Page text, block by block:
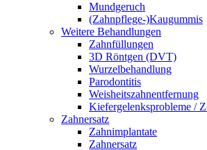
Mundgeruch
(Zahnpflege-)Kaugummis
Weitere Behandlungen
Zahnfüllungen
3D Röntgen (DVT)
Wurzelbehandlung
Parodontitis
Weisheitszahnentfernung
Kiefergelenksprobleme /
Zahnersatz
Zahnimplantate
Zahnersatz